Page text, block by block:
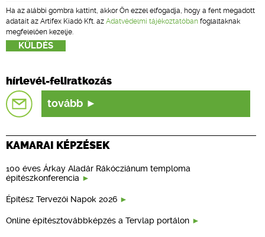
Ha az alábbi gombra kattint, akkor Ön ezzel elfogadja, hogy a fent megadott
adatait az Artifex Kiadó Kft. az Adatvédelmi tájékoztatóban foglaltaknak
megfelelően kezelje.
hírlevél-feliratkozás
tovább
KAMARAI KÉPZÉSEK
100 éves Árkay Aladár Rákócziánum temploma
építészkonferencia
Építész Tervezői Napok 2026
Online építésztovábbképzés a Tervlap portálon